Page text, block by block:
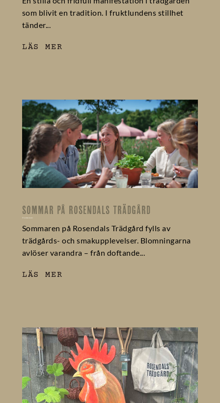
som blivit en tradition. I fruktlundens stillhet
tänder...
LÄS MER
SOMMAR PÅ ROSENDALS TRÄDGÅRD
0 kommentarer
Sommaren på Rosendals Trädgård fylls av
trädgårds- och smakupplevelser. Blomningarna
avlöser varandra – från doftande...
LÄS MER